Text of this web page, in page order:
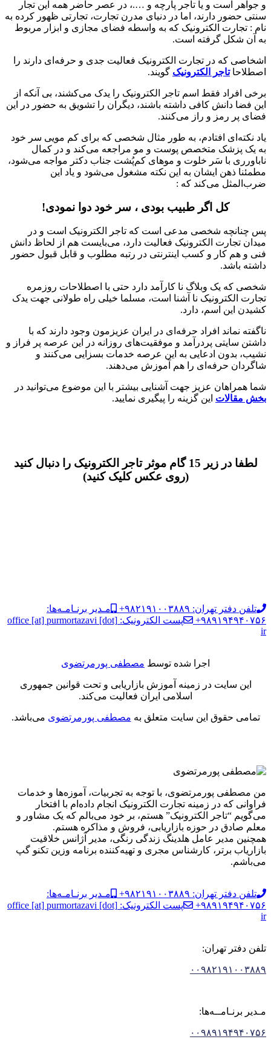
و جواهر است و یا تاجر پارچه و ….، در عصر حاضر همه این تجار
سنتی حضور دارند، اما در دنیای مدرن تجارت، تجارتی ظهور کرده به
نام : تجارت الکترونیک که به واسطه فضای مجازی و ابزار مربوط
به آن شکل گرفته است.
اشخاصی که در تجارت الکترونیک فعالیت جدی و حرفه‌ای دارند را
اصطلاحاتاجر الکترونیک گویند.
برخی افراد فقط اسم تاجر الکترونیک را یدک می‌کشند، بی آنکه از
این فضا دانش کافی داشته باشند، دیگران را تشویق به حضور در این
فضای پر رمز و راز می‌کنند.
یاد نکته‌ای افتادم، به طور مثال شخصی که برای کم مویی سر خود
به یک پزشک متخصص پوست و مو مراجعه می‌کند و در کمال
ناباورری با سَر خلوت و موهای کم‌پُشت جناب دکتر مواجه می‌شود،
مطمئنا ذهن ایشان به این نکته مشغول می‌شود و یاد این
ضرب‌المثل می‌کند که :
کل اگر طبیب بودی ، سر خود دوا نمودی!
پس چنانچه شخصی مدعی است که تاجر الکترونیک است و در
میدان تجارت الکترونیک فعالیت دارد، می‌بایست هم از لحاظ دانش
فنی و هم کار و کسب اینترنتی در رتبه مطلوب و قابل قبول حضور
داشته باشد.
شخصی که یک وبلاگ نا کارآمد دارد حتی با اصطلاحات روزمره
تجارت الکترونیک نا آشنا است، مسلما خیلی راه طولانی جهت یدک
کشیدن این اسم، دارد.
ناگفته نماند افراد حرفه‌ای در ایران عزیزمون وجود دارند که با
داشتن سایتی پردرآمد و موفقیت‌های روزانه در این عرصه پر فراز و
نشیب، بدون ادعایی به این عرصه خدمات بسزایی می‌کنند و
شاگردان حرفه‌ای را هم آموزش می‌دهند.
شما همراهان عزیز جهت آشنایی بیشتر با این موضوع می‌توانید در
بخش مقالات این گزینه را پیگیری نمایید.
لطفا در زیر 15 گام موثر تاجر الکترونیک را دنبال کنید
(روی عکس کلیک کنید)
تلفن دفتر تهران: ۹۸۲۱۹۱۰۰۳۸۸۹+
مـدیر برنـامـه‌ها:
۹۸۹۱۹۴۹۴۰۷۵۶+
پست الکترونیک: office [at] purmortazavi [dot]
ir
اجرا شده توسط مصطفی پورمرتضوی
این سایت در زمینه آموزش بازاریابی و تحت قوانین جمهوری
اسلامی ایران فعالیت می‌کند.
تمامی حقوق این سایت متعلق به مصطفی پورمرتضوی می‌باشد.
من مصطفی پورمرتضوی، با توجه به تجربیات، آموزه‌ها و خدمات
فراوانی که در زمینه تجارت الکترونیک انجام داده‌ام با افتخار
می‌گویم “تاجر الکترونیک” هستم، بر خود می‌بالم که یک مشاور و
معلم صادق در حوزه بازاریابی، فروش و مذاکره هستم.
همچنین مدیر عامل هلدینگ زندگی رنگی، مدیر آژانس خلاقیت
بازاریاب برتر، کارشناس مجری و تهیه‌کننده برنامه وزین تکنو گپ
می‌باشم.
تلفن دفتر تهران: ۹۸۲۱۹۱۰۰۳۸۸۹+
مـدیر برنـامـه‌ها:
۹۸۹۱۹۴۹۴۰۷۵۶+
پست الکترونیک: office [at] purmortazavi [dot]
ir
تلفن دفتر تهران:
۰۰۹۸۲۱۹۱۰۰۳۸۸۹
مـدیر برنـامــه‌ها:
۰۰۹۸۹۱۹۴۹۴۰۷۵۶